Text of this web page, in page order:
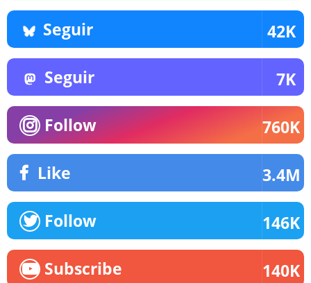
Seguir 42K
Seguir 7K
Follow 760K
Like 3.4M
Follow 146K
Subscribe 140K